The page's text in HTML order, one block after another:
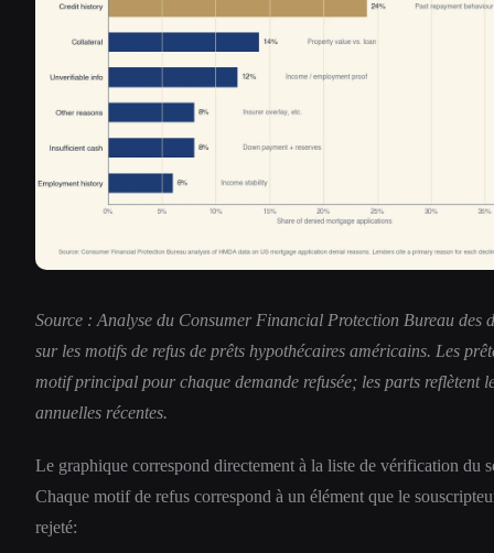
Source : Analyse du Consumer Financial Protection Bureau des
sur les motifs de refus de prêts hypothécaires américains. Les
motif principal pour chaque demande refusée; les parts reflètent
annuelles récentes.
Le graphique correspond directement à la liste de vérification du
Chaque motif de refus correspond à un élément que le
rejeté: